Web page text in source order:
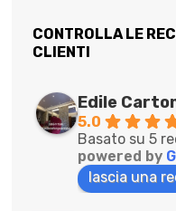
CONTROLLA LE
CLIENTI
Edile
5.0
Basato su 5
powered by G
lascia una